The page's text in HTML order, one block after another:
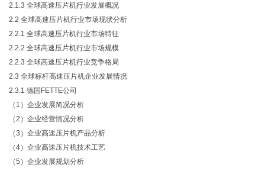
2.1.3 全球高速压片机行业发展概况
2.2 全球高速压片机行业市场现状分析
2.2.1 全球高速压片机行业市场特征
2.2.2 全球高速压片机行业市场规模
2.2.3 全球高速压片机行业竞争格局
2.3 全球标杆高速压片机企业发展情况
2.3.1 德国FETTE公司
（ 1）企业发展简况分析
（2）企业经营情况分析
（3）企业高速压片机产品分析
（4）企业高速压片机技术工艺
（5）企业发展规划分析